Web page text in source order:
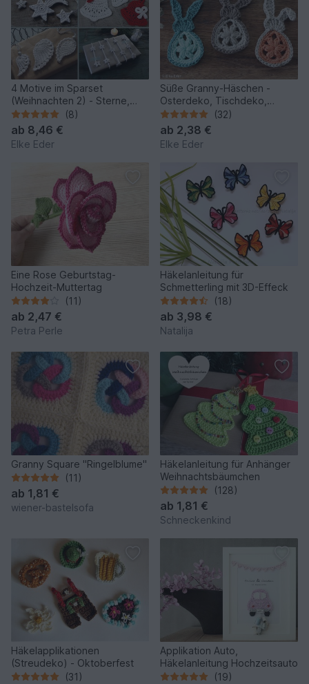
4 Motive im Sparset
(Weihnachten 2) - Sterne,
Flügel, Glocke, Girlande
(8)
ab 8,46 €
Elke Eder
Süße Granny-Häschen -
Osterdeko, Tischdeko,
Applikation
(32)
ab 2,38 €
Elke Eder
Eine Rose Geburtstag-
Hochzeit-Muttertag
(11)
ab 2,47 €
Petra Perle
Häkelanleitung für
Schmetterling mit 3D-Effeck
(18)
ab 3,98 €
Natalija
Granny Square "Ringelblume"
(11)
ab 1,81 €
wiener-bastelsofa
Häkelanleitung für Anhänger
Weihnachtsbäumchen
(128)
ab 1,81 €
Schneckenkind
Häkelapplikationen
(Streudeko) - Oktoberfest
(31)
Applikation Auto,
Häkelanleitung Hochzeitsauto
(19)